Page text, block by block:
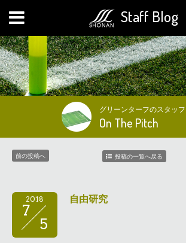
Staff Blog
MENU
グリーンターフのスタッ
On The Pitch
前の投稿へ 投稿の一覧へ戻る
2018
7
5
自由研究